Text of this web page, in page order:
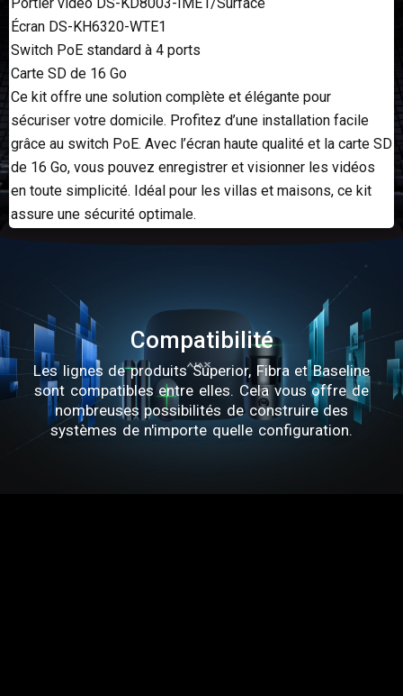
Portier vidéo DS-KD8003-IME1/Surface
Écran DS-KH6320-WTE1
Switch PoE standard à 4 ports
Carte SD de 16 Go
Ce kit offre une solution complète et élégante pour
sécuriser votre domicile. Profitez d’une installation facile
grâce au switch PoE. Avec l’écran haute qualité et la carte SD
de 16 Go, vous pouvez enregistrer et visionner les vidéos
en toute simplicité. Idéal pour les villas et maisons, ce kit
assure une sécurité optimale.
Compatibilité
Les lignes de produits Superior, Fibra et Baseline
sont compatibles entre elles. Cela vous offre de
nombreuses possibilités de construire des
systèmes de n'importe quelle configuration.